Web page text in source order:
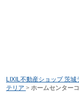
LIXIL不動産ショップ 茨城
テリア > ホームセンター